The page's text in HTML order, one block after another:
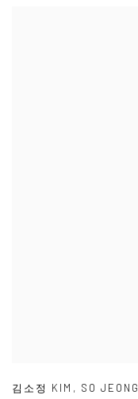
김소정 KIM , SO JEONG